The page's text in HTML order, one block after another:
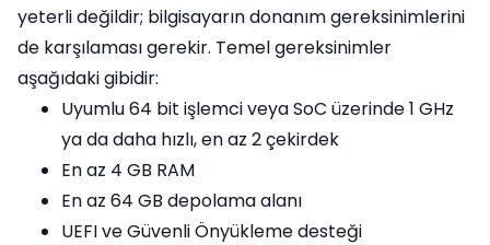
yeterli değildir; bilgisayarın donanım gereksinimlerini
de karşılaması gerekir. Temel gereksinimler
aşağıdaki gibidir:
Uyumlu 64 bit işlemci veya SoC üzerinde 1 GHz
ya da daha hızlı, en az 2 çekirdek
En az 4 GB RAM
En az 64 GB depolama alanı
UEFI ve Güvenli Önyükleme desteği